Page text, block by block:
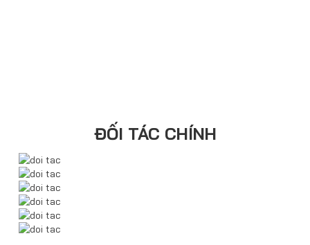
ĐỐI TÁC CHÍNH